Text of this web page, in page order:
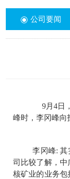
公司要闻
9月 4日
峰时，李冈峰向
李冈峰:其
司比较了解，
核矿业的业务